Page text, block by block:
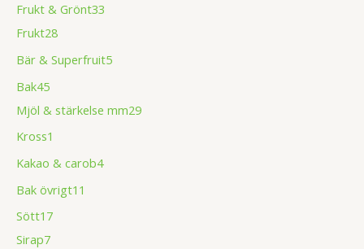
Frukt & Grönt33
Frukt28
Bär & Superfruit5
Bak45
Mjöl & stärkelse mm29
Kross1
Kakao & carob4
Bak övrigt11
Sött17
Sirap7